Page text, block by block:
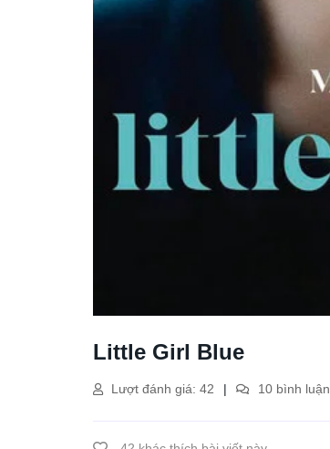
Little Girl Blue
Lượt đánh giá: 42 10 bình luận